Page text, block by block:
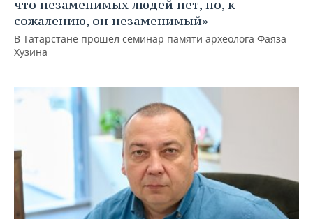
что незаменимых людей нет, но, к
сожалению, он незаменимый»
В Татарстане прошел семинар памяти археолога Фаяза
Хузина